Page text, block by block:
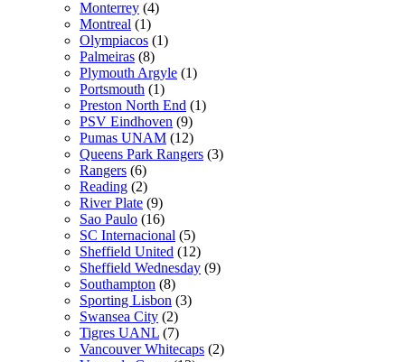
Monterrey (4)
Montreal (1)
Olympiacos (1)
Palmeiras (8)
Plymouth Argyle (1)
Portsmouth (1)
Preston North End (1)
PSV Eindhoven (9)
Pumas UNAM (12)
Queens Park Rangers (3)
Rangers (6)
Reading (2)
River Plate (9)
Sao Paulo (16)
SC Internacional (5)
Sheffield United (12)
Sheffield Wednesday (9)
Southampton (8)
Sporting Lisbon (3)
Swansea City (2)
Tigres UANL (7)
Vancouver Whitecaps (2)